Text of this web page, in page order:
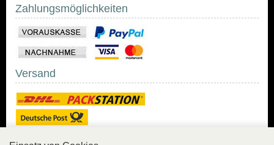
Zahlungsmöglichkeiten
Versand